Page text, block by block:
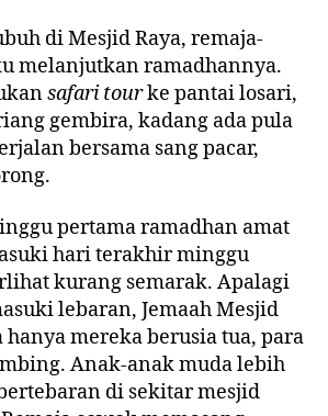
di Mesjid Raya, remaja-
melanjutkan ramadhannya.
safari tourke pantai losari,
gembira, kadang ada pula
bersama sang pacar,
pertama ramadhan amat
hari terakhir minggu
kurang semarak. Apalagi
lebaran, Jemaah Mesjid
hanya mereka berusia tua, para
Anak-anak muda lebih
di sekitar mesjid